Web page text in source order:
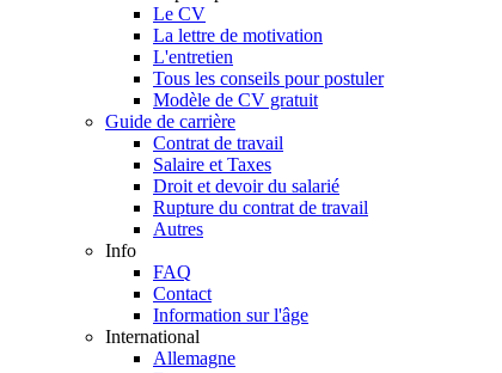
Le CV
La lettre de motivation
L'entretien
Tous les conseils pour postuler
Modèle de CV gratuit
Guide de carrière
Contrat de travail
Salaire et Taxes
Droit et devoir du salarié
Rupture du contrat de travail
Autres
Info
FAQ
Contact
Information sur l'âge
International
Allemagne